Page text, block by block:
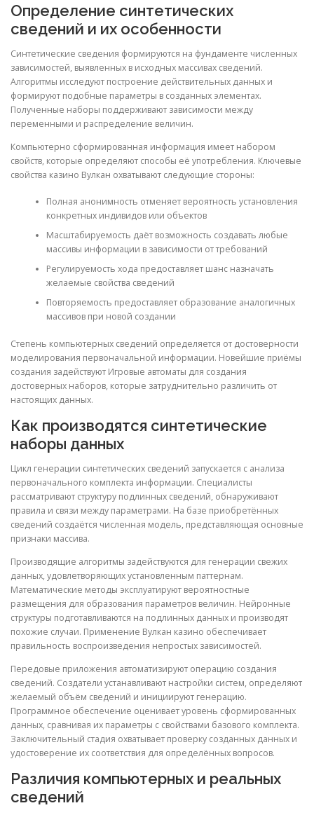
Определение синтетических
сведений и их особенности
Синтетические сведения формируются на фундаменте численных
зависимостей, выявленных в исходных массивах сведений.
Алгоритмы исследуют построение действительных данных и
формируют подобные параметры в созданных элементах.
Полученные наборы поддерживают зависимости между
переменными и распределение величин.
Компьютерно сформированная информация имеет набором
свойств, которые определяют способы её употребления. Ключевые
свойства казино Вулкан охватывают следующие стороны:
Полная анонимность отменяет вероятность установления
конкретных индивидов или объектов
Масштабируемость даёт возможность создавать любые
массивы информации в зависимости от требований
Регулируемость хода предоставляет шанс назначать
желаемые свойства сведений
Повторяемость предоставляет образование аналогичных
массивов при новой создании
Степень компьютерных сведений определяется от достоверности
моделирования первоначальной информации. Новейшие приёмы
создания задействуют Игровые автоматы для создания
достоверных наборов, которые затруднительно различить от
настоящих данных.
Как производятся синтетические
наборы данных
Цикл генерации синтетических сведений запускается с анализа
первоначального комплекта информации. Специалисты
рассматривают структуру подлинных сведений, обнаруживают
правила и связи между параметрами. На базе приобретённых
сведений создаётся численная модель, представляющая основные
признаки массива.
Производящие алгоритмы задействуются для генерации свежих
данных, удовлетворяющих установленным паттернам.
Математические методы эксплуатируют вероятностные
размещения для образования параметров величин. Нейронные
структуры подготавливаются на подлинных данных и производят
похожие случаи. Применение Вулкан казино обеспечивает
правильность воспроизведения непростых зависимостей.
Передовые приложения автоматизируют операцию создания
сведений. Создатели устанавливают настройки систем, определяют
желаемый объём сведений и инициируют генерацию.
Программное обеспечение оценивает уровень сформированных
данных, сравнивая их параметры с свойствами базового комплекта.
Заключительный стадия охватывает проверку созданных данных и
удостоверение их соответствия для определённых вопросов.
Различия компьютерных и реальных
сведений